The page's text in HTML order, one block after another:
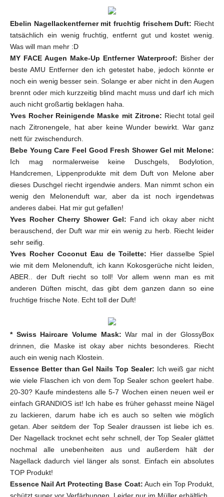
Ebelin Nagellackentferner mit fruchtig frischem Duft: Riecht
tatsächlich ein wenig fruchtig, entfernt gut und kostet wenig.
Was will man mehr :D
MY FACE Augen Make-Up Entferner Waterproof: Bisher der
beste AMU Entferner den ich getestet habe, jedoch könnte er
noch ein wenig besser sein. Solange er aber nicht in den Augen
brennt oder mich kurzzeitig blind macht muss und darf ich mich
auch nicht großartig beklagen haha.
Yves Rocher Reinigende Maske mit Zitrone: Riecht total geil
nach Zitronengele, hat aber keine Wunder bewirkt. War ganz
nett für zwischendurch.
Bebe Young Care Feel Good Fresh Shower Gel mit Melone:
Ich mag normalerweise keine Duschgels, Bodylotion,
Handcremen, Lippenprodukte mit dem Duft von Melone aber
dieses Duschgel riecht irgendwie anders. Man nimmt schon ein
wenig den Melonenduft war, aber da ist noch irgendetwas
anderes dabei. Hat mir gut gefallen!
Yves Rocher Cherry Shower Gel: Fand ich okay aber nicht
berauschend, der Duft war mir ein wenig zu herb. Riecht leider
sehr seifig.
Yves Rocher Coconut Eau de Toilette: Hier dasselbe Spiel
wie mit dem Melonenduft, ich kann Kokosgerüche nicht leiden,
ABER.. der Duft riecht so toll! Vor allem wenn man es mit
anderen Düften mischt, das gibt dem ganzen dann so eine
fruchtige frische Note. Echt toll der Duft!
* Swiss Haircare Volume Mask:War mal in der GlossyBox
drinnen, die Maske ist okay aber nichts besonderes. Riecht
auch ein wenig nach Klostein.
Essence Better than Gel Nails Top Sealer: Ich weiß gar nicht
wie viele Flaschen ich von dem Top Sealer schon geelert habe.
20-30? Kaufe mindestens alle 5-7 Wochen einen neuen weil er
einfach GRANDIOS ist! Ich habe es früher gehasst meine Nägel
zu lackieren, darum habe ich es auch so selten wie möglich
getan. Aber seitdem der Top Sealer draussen ist liebe ich es.
Der Nagellack trocknet echt sehr schnell, der Top Sealer glättet
nochmal alle unebenheiten aus und außerdem hält der
Nagellack dadurch viel länger als sonst. Einfach ein absolutes
TOP Produkt!
Essence Nail Art Protecting Base Coat: Auch ein Top Produkt,
schützt super vor Verfärbungen. Leider nur im Müller erhältlich.